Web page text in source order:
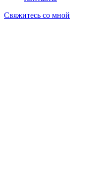
Свяжитесь со мной